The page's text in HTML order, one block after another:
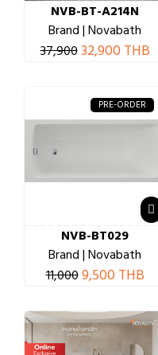
NVB-BT-A214N
Brand | Novabath
37,90032,900 THB
PRE-ORDER
NVB-BT029
Brand | Novabath
11,0009,500 THB